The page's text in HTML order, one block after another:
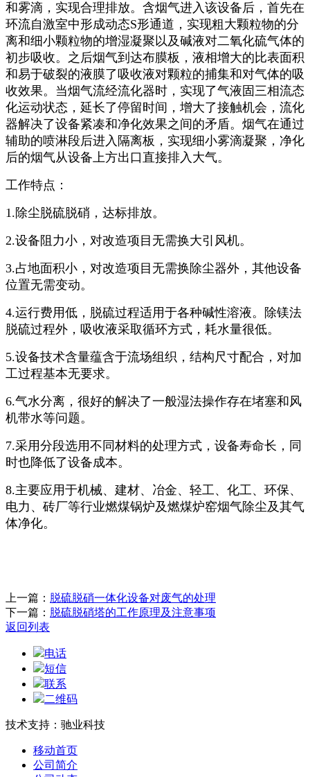
和雾滴，实现合理排放。含烟气进入该设备后，首先在
环流自激室中形成动态S形通道，实现粗大颗粒物的分
离和细小颗粒物的增湿凝聚以及碱液对二氧化硫气体的
初步吸收。之后烟气到达布膜板，液相增大的比表面积
和易于破裂的液膜了吸收液对颗粒的捕集和对气体的吸
收效果。当烟气流经流化器时，实现了气液固三相流态
化运动状态，延长了停留时间，增大了接触机会，流化
器解决了设备紧凑和净化效果之间的矛盾。烟气在通过
辅助的喷淋段后进入隔离板，实现细小雾滴凝聚，净化
后的烟气从设备上方出口直接排入大气。
工作特点：
1.除尘脱硫脱硝，达标排放。
2.设备阻力小，对改造项目无需换大引风机。
3.占地面积小，对改造项目无需换除尘器外，其他设备
位置无需变动。
4.运行费用低，脱硫过程适用于各种碱性溶液。除镁法
脱硫过程外，吸收液采取循环方式，耗水量很低。
5.设备技术含量蕴含于流场组织，结构尺寸配合，对加
工过程基本无要求。
6.气水分离，很好的解决了一般湿法操作存在堵塞和风
机带水等问题。
7.采用分段选用不同材料的处理方式，设备寿命长，同
时也降低了设备成本。
8.主要应用于机械、建材、冶金、轻工、化工、环保、
电力、砖厂等行业燃煤锅炉及燃煤炉窑烟气除尘及其气
体净化。
上一篇： 脱硫脱硝一体化设备对废气的处理
下一篇： 脱硫脱硝塔的工作原理及注意事项
返回列表
电话
短信
联系
二维码
技术支持：驰业科技
移动首页
公司简介